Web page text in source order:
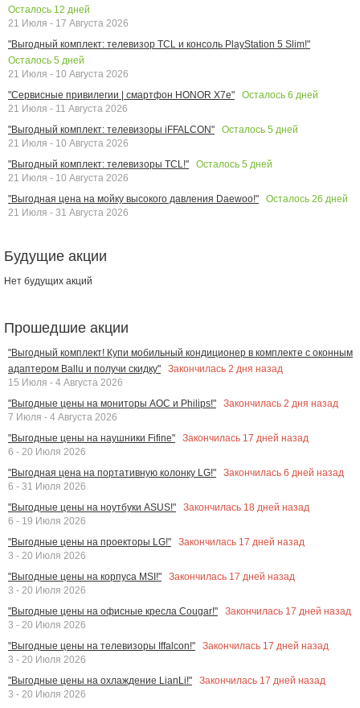
Осталось 12 дней
21 Июля - 17 Августа 2026
"Выгодный комплект: телевизор TCL и консоль PlayStation 5 Slim!"
Осталось 5 дней
21 Июля - 10 Августа 2026
"Сервисные привилегии | смартфон HONOR X7e"
Осталось 6 дней
21 Июля - 11 Августа 2026
"Выгодный комплект: телевизоры iFFALCON"
Осталось 5 дней
21 Июля - 10 Августа 2026
"Выгодный комплект: телевизоры TCL!"
Осталось 5 дней
21 Июля - 10 Августа 2026
"Выгодная цена на мойку высокого давления Daewoo!"
Осталось 26 дней
21 Июля - 31 Августа 2026
Будущие акции
Нет будущих акций
Прошедшие акции
"Выгодный комплект! Купи мобильный кондиционер в комплекте с оконным
адаптером Ballu и получи скидку"
Закончилась 2 дня назад
15 Июля - 4 Августа 2026
"Выгодные цены на мониторы AOC и Philips!"
Закончилась 2 дня назад
7 Июля - 4 Августа 2026
"Выгодные цены на наушники Fifine"
Закончилась 17 дней назад
6 - 20 Июля 2026
"Выгодная цена на портативную колонку LG!"
Закончилась 6 дней назад
6 - 31 Июля 2026
"Выгодные цены на ноутбуки ASUS!"
Закончилась 18 дней назад
6 - 19 Июля 2026
"Выгодные цены на проекторы LG!"
Закончилась 17 дней назад
3 - 20 Июля 2026
"Выгодные цены на корпуса MSI!"
Закончилась 17 дней назад
3 - 20 Июля 2026
"Выгодные цены на офисные кресла Cougar!"
Закончилась 17 дней назад
3 - 20 Июля 2026
"Выгодные цены на телевизоры Iffalcon!"
Закончилась 17 дней назад
3 - 20 Июля 2026
"Выгодные цены на охлаждение LianLi!"
Закончилась 17 дней назад
3 - 20 Июля 2026